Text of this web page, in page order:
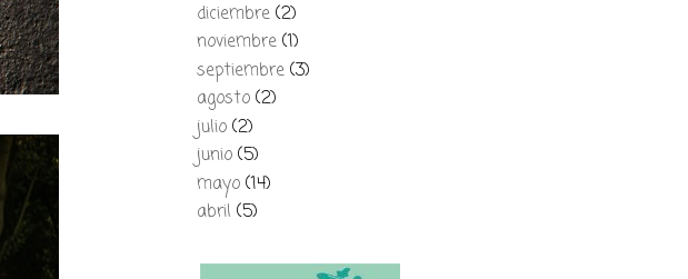
diciembre (2)
noviembre (1)
septiembre (3)
agosto (2)
julio (2)
junio (5)
mayo (14)
abril (5)